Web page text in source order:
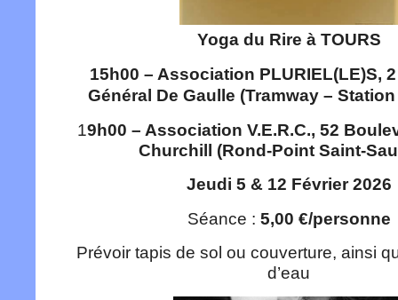
Yoga du Rire à TOURS
15h00 – Association PLURIEL(LE)S,
Général De Gaulle (Tramway –
19h00 – Association V.E.R.C., 52
Churchill (Rond-Point Saint-
Jeudi 5 & 12 Février 2026
Séance : 5,00 €/personne
Prévoir tapis de sol ou couverture, ainsi
d’eau